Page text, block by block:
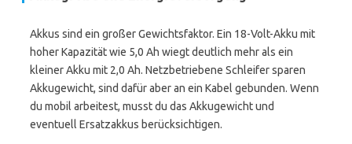
Akkus sind ein großer Gewichtsfaktor. Ein 18-Volt-Akku mit
hoher Kapazität wie 5,0 Ah wiegt deutlich mehr als ein
kleiner Akku mit 2,0 Ah. Netzbetriebene Schleifer sparen
Akkugewicht, sind dafür aber an ein Kabel gebunden. Wenn
du mobil arbeitest, musst du das Akkugewicht und
eventuell Ersatzakkus berücksichtigen.